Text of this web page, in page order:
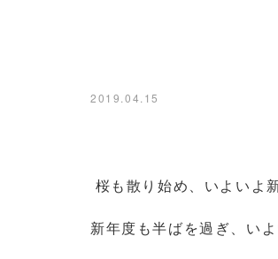
2019.04.15
桜も散り始
新年度も半ばを過ぎ、い